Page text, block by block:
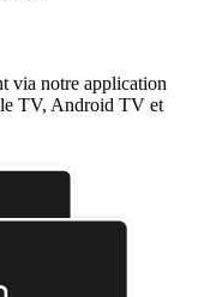
via notre application
TV, Android TV et